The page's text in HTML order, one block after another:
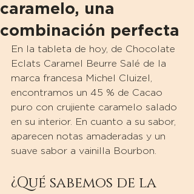
caramelo, una
combinación perfecta
En la tableta de hoy, de Chocolate
Eclats Caramel Beurre Salé de la
marca francesa Michel Cluizel,
encontramos un 45 % de Cacao
puro con crujiente caramelo salado
en su interior. En cuanto a su sabor,
aparecen notas amaderadas y un
suave sabor a vainilla Bourbon.
¿Qué sabemos de la